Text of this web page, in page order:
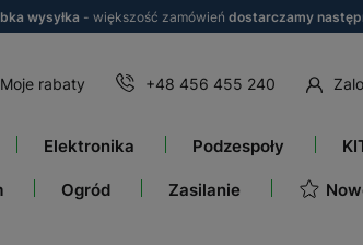
wysyłka - większość zamówień dostarczamy
Moje rabaty +48 456 455 240
Elektronika Podzespoły
Ogród Zasilanie